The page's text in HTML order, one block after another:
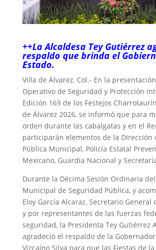
++La Alcaldesa Tey Gutiérrez
respaldo que brinda el
Estado.
Villa de Álvarez, Col.- En la
Operativo de Seguridad y Protección
Edición 169 de los Festejos
de Álvarez 2026, se informó que para
orden durante las cabalgatas y en el
participarán elementos de la Dirección
Pública Municipal, Policía Estatal
Mexicano, Guardia Nacional y
Durante la Décima Sesión Ordinaria
Municipal de Seguridad Pública, y
Eloy García Alcaraz, Secretario General
y por representantes de las fuerzas
seguridad, la Presidenta Tey Gutiérrez
agradeció el respaldo de la
Vizcaíno Silva para que las Fiestas de